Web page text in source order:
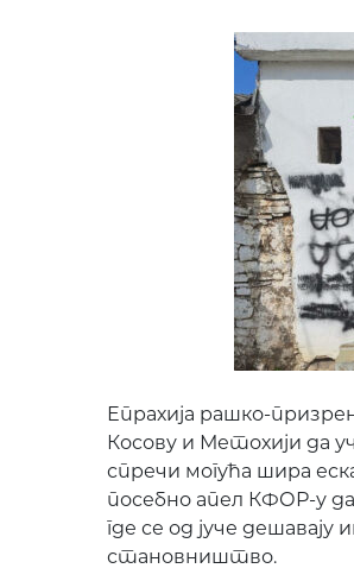
Епрахија рашко-
Косову и Метохији да
спречи могућа шира
посебно апел КФОР-у
где се од јуче
становништво.